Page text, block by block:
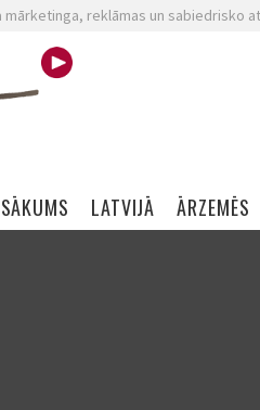
reklāmas un sabiedrisko
Skip navigation
SĀKUMS LATVIJĀ ĀRZEMĒS